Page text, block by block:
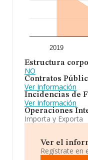
2019
Estructura
NO
Contratos
Ver Información
Incidencias de
Ver Información
Operaciones
Importa y Exporta
Ver el
Regístrate en